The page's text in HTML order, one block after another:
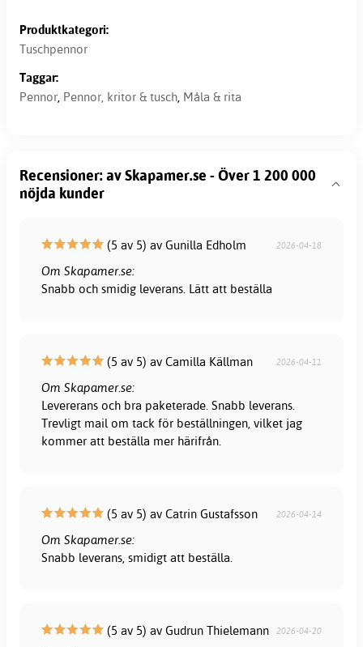
Produktkategori:
Tuschpennor
Taggar:
Pennor, Pennor, kritor & tusch, Måla & rita
Recensioner: av Skapamer.se - Över 1 200 000
nöjda kunder
(5 av 5) av Gunilla Edholm 2026-04-18
Om Skapamer.se:
Snabb och smidig leverans. Lätt att beställa
(5 av 5) av Camilla Källman 2026-04-11
Om Skapamer.se:
Levererans och bra paketerade. Snabb leverans.
Trevligt mail om tack för beställningen, vilket jag
kommer att beställa mer härifrån.
(5 av 5) av Catrin Gustafsson 2026-04-14
Om Skapamer.se:
Snabb leverans, smidigt att beställa.
(5 av 5) av Gudrun Thielemann 2026-04-20